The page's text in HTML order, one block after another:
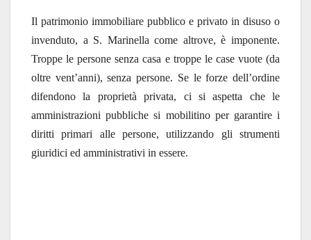
Il patrimonio immobiliare pubblico e privato in disuso o
invenduto, a S. Marinella come altrove, è imponente.
Troppe le persone senza casa e troppe le case vuote (da
oltre vent’anni), senza persone. Se le forze dell’ordine
difendono la proprietà privata, ci si aspetta che le
amministrazioni pubbliche si mobilitino per garantire i
diritti primari alle persone, utilizzando gli strumenti
giuridici ed amministrativi in essere.